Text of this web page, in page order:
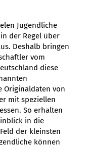
Jugendliche
der Regel über
Deshalb bringen
vom
diese
Originaldaten von
mit speziellen
So erhalten
in die
der kleinsten
können